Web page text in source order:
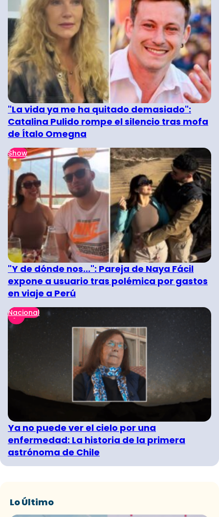
"La vida ya me ha quitado demasiado":
Catalina Pulido rompe el silencio tras mofa
de Ítalo Omegna
Show
"Y de dónde nos...": Pareja de Naya Fácil
expone a usuario tras polémica por gastos
en viaje a Perú
Nacional
Ya no puede ver el cielo por una
enfermedad: La historia de la primera
astrónoma de Chile
Lo Último